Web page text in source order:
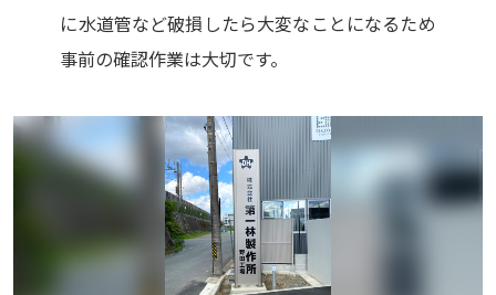
に水道管など破損したら大変なことになるため
事前の確認作業は大切です。